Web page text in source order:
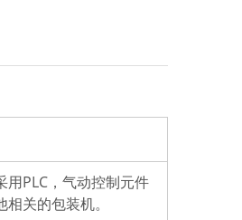
PLC，气动控制元件
关的包装机。